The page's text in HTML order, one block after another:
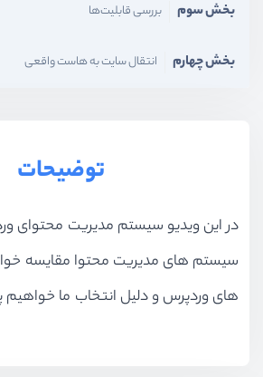
بخش سوم بررسی قابلیت‌ها
بخش چهارم انتقال سایت به هاست واقعی
توضیحات
در این ویدیو سیستم مدیریت محتوای
سیستم های مدیریت محتوا مقایسه
های وردپرس و دلیل انتخاب ما خواهیم